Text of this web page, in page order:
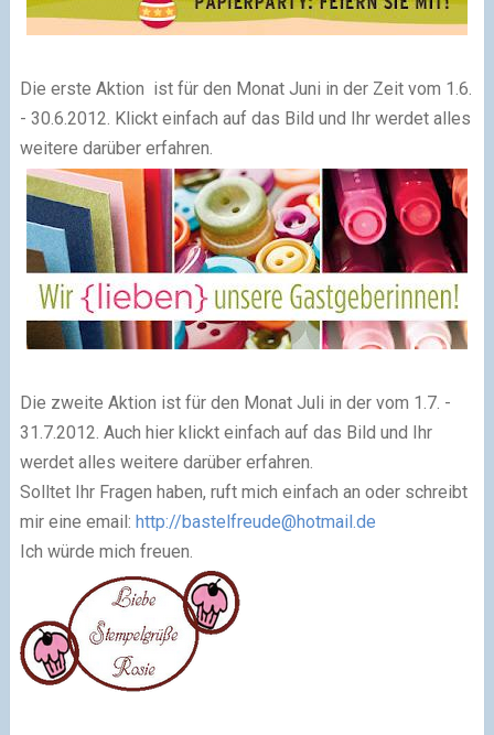
Die erste Aktion ist für den Monat Juni in der Zeit vom 1.6.
- 30.6.2012. Klickt einfach auf das Bild und Ihr werdet alles
weitere darüber erfahren.
Die zweite Aktion ist für den Monat Juli in der vom 1.7. -
31.7.2012. Auch hier klickt einfach auf das Bild und Ihr
werdet alles weitere darüber erfahren.
Solltet Ihr Fragen haben, ruft mich einfach an oder schreibt
mir eine email: http://bastelfreude@hotmail.de
Ich würde mich freuen.